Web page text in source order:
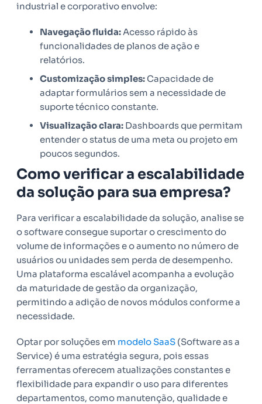
industrial e corporativo envolve:
Navegação fluida:Acesso rápido às
funcionalidades de planos de ação e
relatórios.
Customização simples:Capacidade de
adaptar formulários sem a necessidade de
suporte técnico constante.
Visualização clara: Dashboards que permitam
entender o status de uma meta ou projeto em
poucos segundos.
Como verificar a escalabilidade
da solução para sua empresa?
Para verificar a escalabilidade da solução, analise se
o software consegue suportar o crescimento do
volume de informações e o aumento no número de
usuários ou unidades sem perda de desempenho.
Uma plataforma escalável acompanha a evolução
da maturidade de gestão da organização,
permitindo a adição de novos módulos conforme a
necessidade.
Optar por soluções em modelo SaaS (Software as a
Service) é uma estratégia segura, pois essas
ferramentas oferecem atualizações constantes e
flexibilidade para expandir o uso para diferentes
departamentos, como manutenção, qualidade e